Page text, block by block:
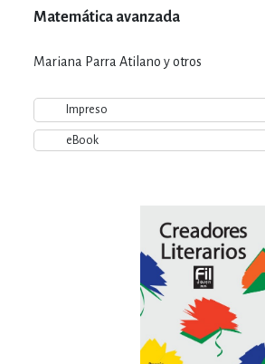
Matemática avanzada
Mariana Parra Atilano y otros
Impreso
eBook